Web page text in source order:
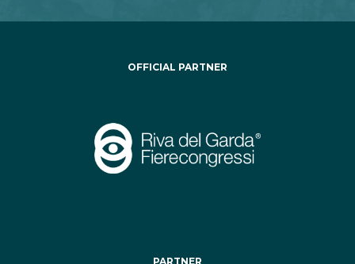
OFFICIAL PARTNER
PARTNER